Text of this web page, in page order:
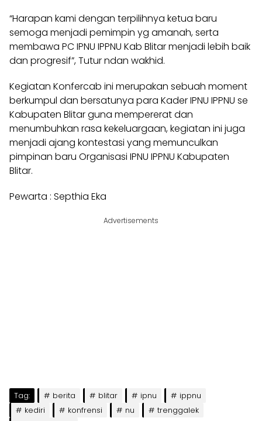
“Harapan kami dengan terpilihnya ketua baru
semoga menjadi pemimpin yg amanah, serta
membawa PC IPNU IPPNU Kab Blitar menjadi lebih baik
dan progresif”, Tutur ndan wakhid.
Kegiatan Konfercab ini merupakan sebuah moment
berkumpul dan bersatunya para Kader IPNU IPPNU se
Kabupaten Blitar guna mempererat dan
menumbuhkan rasa kekeluargaan, kegiatan ini juga
menjadi ajang kontestasi yang memunculkan
pimpinan baru Organisasi IPNU IPPNU Kabupaten
Blitar.
Pewarta : Septhia Eka
Advertisements
Tag: berita blitar ipnu
ippnu
kediri
konfrensi nu
trenggalek